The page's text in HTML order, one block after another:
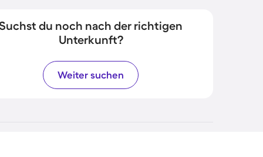
du noch nach der richtigen
Unterkunft?
Weiter suchen